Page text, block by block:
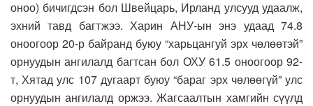
оноо) бичигдсэн бол Швейцарь, Ирланд улсууд удаалж,
эхний тавд багтжээ. Харин АНУ-ын энэ удаад 74.8
оноогоор 20-р байранд буюу “харьцангуй эрх чөлөөтэй”
орнуудын ангилалд багтсан бол ОХУ 61.5 оноогоор 92-
т, Хятад улс 107 дугаарт буюу “бараг эрх чөлөөгүй” улс
орнуудын ангилалд оржээ. Жагсаалтын хамгийн сүүлд